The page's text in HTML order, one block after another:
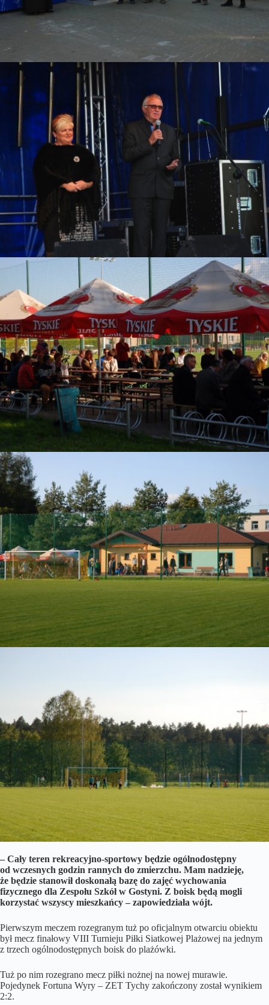
– Cały teren rekreacyjno-sportowy będzie ogólnodostępny
od wczesnych godzin rannych do zmierzchu. Mam nadzieję,
że będzie stanowił doskonałą bazę do zajęć wychowania
fizycznego dla Zespołu Szkół w Gostyni. Z boisk będą mogli
korzystać wszyscy mieszkańcy – zapowiedziała wójt.
Pierwszym meczem rozegranym tuż po oficjalnym otwarciu obiektu
był mecz finałowy VIII Turnieju Piłki Siatkowej Plażowej na jednym
z trzech ogólnodostępnych boisk do plażówki.
Tuż po nim rozegrano mecz piłki nożnej na nowej murawie.
Pojedynek Fortuna Wyry – ZET Tychy zakończony został wynikiem
2:2.